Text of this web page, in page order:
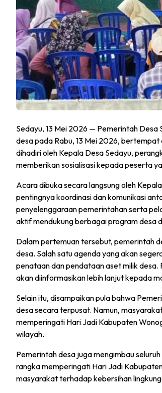
Sedayu, 13 Mei 2026 — Pemerintah
desa pada Rabu, 13 Mei 2026, bertempat
dihadiri oleh Kepala Desa Sedayu,
memberikan sosialisasi kepada peserta
Acara dibuka secara langsung oleh
pentingnya koordinasi dan komunikasi
penyelenggaraan pemerintahan serta
aktif mendukung berbagai program desa
Dalam pertemuan tersebut, pemerintah
desa. Salah satu agenda yang akan
penataan dan pendataan aset milik
akan diinformasikan lebih lanjut kepada
Selain itu, disampaikan pula bahwa
desa secara terpusat. Namun,
memperingati Hari Jadi Kabupaten
wilayah.
Pemerintah desa juga mengimbau
rangka memperingati Hari Jadi
masyarakat terhadap kebersihan